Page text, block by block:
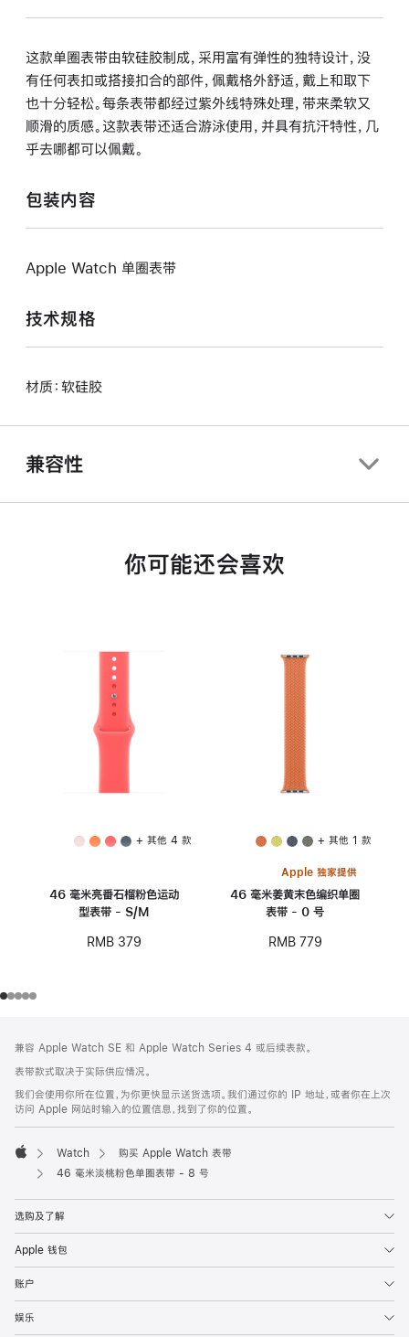
这款单圈表带由软硅胶制成，采用富有弹性的独特设计，没
有任何表扣或搭接扣合的部件，佩戴格外舒适，戴上和取下
也十分轻松。每条表带都经过紫外线特殊处理，带来柔软又
顺滑的质感。这款表带还适合游泳使用，并具有抗汗特性，几
乎去哪都可以佩戴。
包装内容
Apple Watch 单圈表带
技术规格
材质：软硅胶
兼容性
你可能还会喜欢
+ 其他 4 款
46 毫米亮番石榴粉色运动
型表带 - S/M
RMB 379
+ 其他 1 款
Apple 独家提供
46 毫米姜黄末色编织单圈
表带 - 0 号
RMB 779
页
页
脚
注
兼容 Apple Watch SE 和 Apple Watch Series 4 或后续表款。
表带款式取决于实际供应情况。
我们会使用你所在位置，为你更快显示送货选项。我们通过你的 IP 地址，或者你在上次
访问 Apple 网站时输入的位置信息，找到了你的位置。
Apple
Watch
购买 Apple Watch 表带
46 毫米淡桃粉色单圈表带 - 8 号
选购及了解
Apple 钱包
账户
娱乐